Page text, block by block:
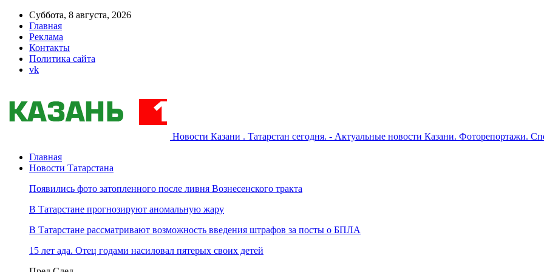
Суббота, 8 августа, 2026
Главная
Реклама
Контакты
Политика сайта
vk
Новости Казани . Татарстан сегодня. - Актуальные новости Казани. Фоторепортажи.
Главная
Новости Татарстана
Появились фото затопленного после ливня Вознесенского тракта
В Татарстане прогнозируют аномальную жару
В Татарстане рассматривают возможность введения штрафов за посты о БПЛА
15 лет ада. Отец годами насиловал пятерых своих детей